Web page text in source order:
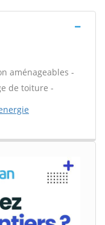
aménageables -
de toiture -